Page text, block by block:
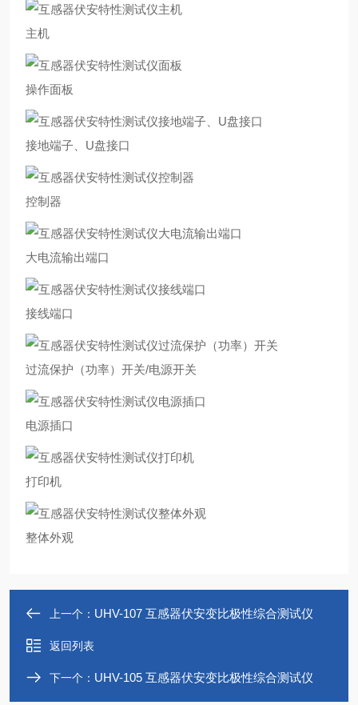
主机
操作面板
接地端子、U盘接口
控制器
大电流输出端口
接线端口
过流保护（功率）开关/电源开关
电源插口
打印机
整体外观
上一个： UHV-107 互感器伏安变比极性综合测试仪
返回列表
下一个： UHV-105 互感器伏安变比极性综合测试仪